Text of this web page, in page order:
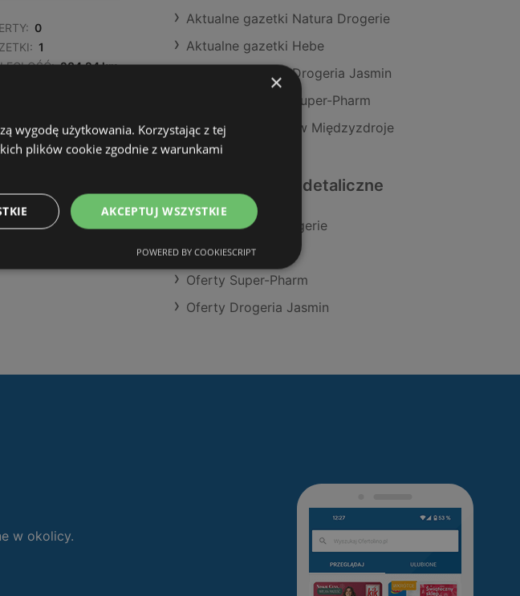
0
1
284,24 km
1
285,64 km
1
Aktualne gazetki Natura Drogerie
Aktualne gazetki Hebe
Aktualne gazetki Drogeria Jasmin
Aktualne gazetki Super-Pharm
Sklepy Rossmann w Międzyzdroje
Podobne sklepy detaliczne
Oferty Natura Drogerie
Oferty Hebe
Oferty Super-Pharm
Oferty Drogeria Jasmin
w okolicy.
×
wygodę użytkowania. Korzystając z tej
plików cookie zgodnie z warunkami
AKCEPTUJ WSZYSTKIE
POWERED BY COOKIESCRIPT